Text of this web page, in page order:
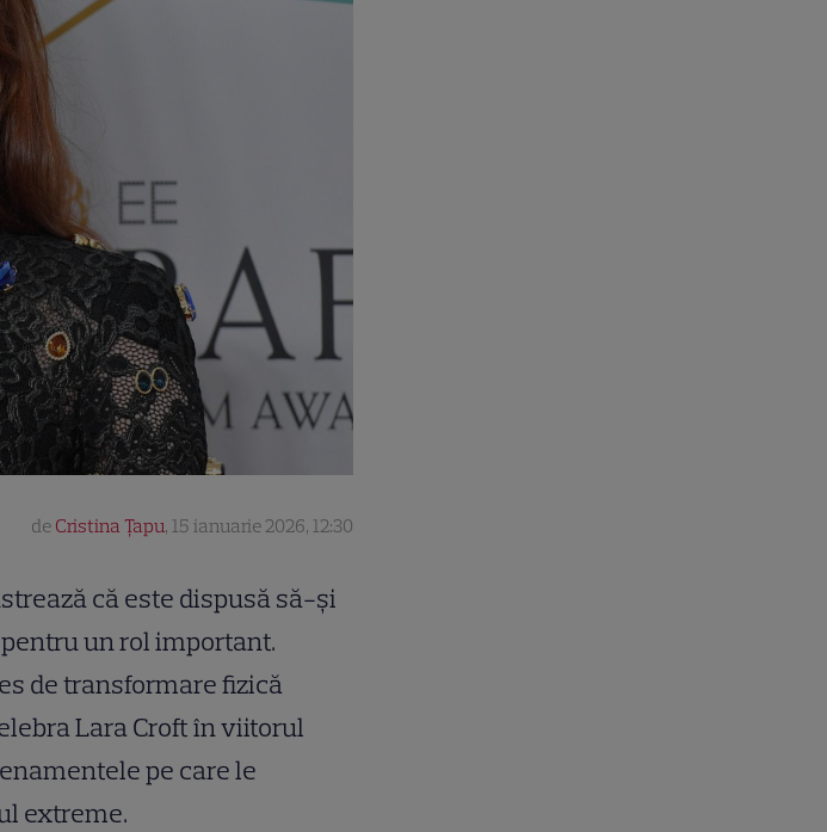
de Cristina Țapu, 15 ianuarie 2026, 12:30
că este dispusă să-și
un rol important.
de transformare fizică
Lara Croft în viitorul
pe care le
extreme.